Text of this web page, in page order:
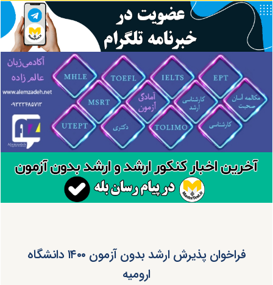
فراخوان پذیرش ارشد بدون آزمون ۱۴۰۰ دانشگاه
ارومیه